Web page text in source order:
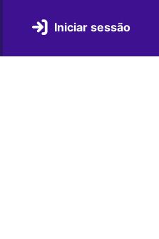
Iniciar sessão